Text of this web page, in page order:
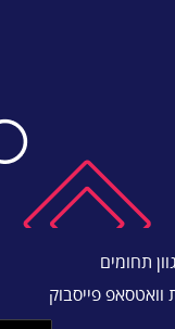
תחומים
פייסבוק